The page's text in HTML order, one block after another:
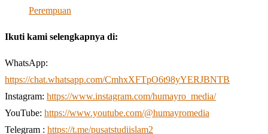
Perempuan
Ikuti kami selengkapnya di:
WhatsApp:
https://chat.whatsapp.com/CmhxXFTpO6t98yYERJBNTB
Instagram: https://www.instagram.com/humayro_media/
YouTube: https://www.youtube.com/@humayromedia
Telegram : https://t.me/pusatstudiislam2